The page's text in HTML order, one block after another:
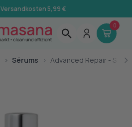
Versandkosten 5,99 €
0
› Sérums › Advanced Repair -